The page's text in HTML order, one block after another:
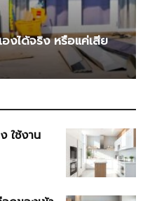
งได้จริง หรือแค่เสีย
ใช้งาน